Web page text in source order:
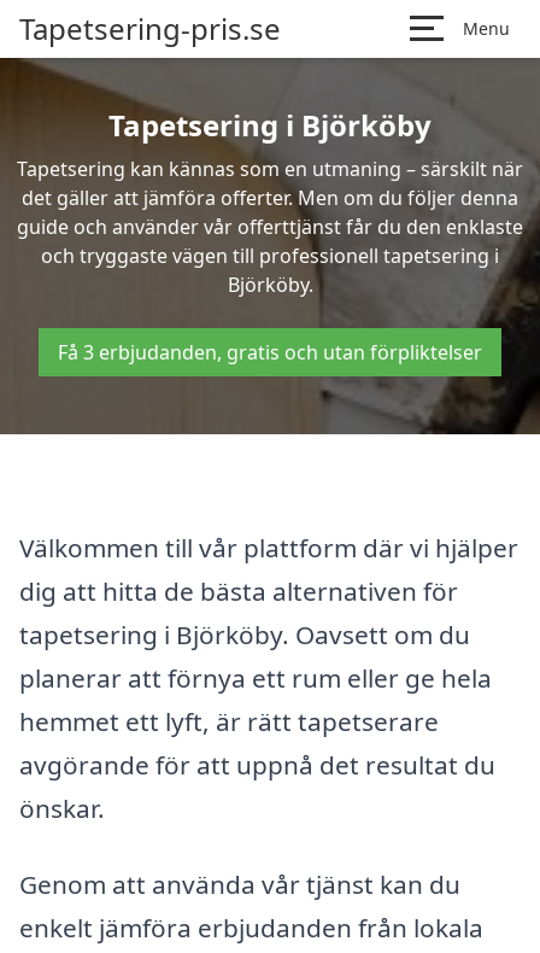
Tapetsering-pris.se Menu
Tapetsering i Björköby
Tapetsering kan kännas som en utmaning – särskilt när
det gäller att jämföra offerter. Men om du följer denna
guide och använder vår offerttjänst får du den enklaste
och tryggaste vägen till professionell tapetsering i
Björköby.
Få 3 erbjudanden, gratis och utan förpliktelser
Välkommen till vår plattform där vi hjälper
dig att hitta de bästa alternativen för
tapetsering i Björköby. Oavsett om du
planerar att förnya ett rum eller ge hela
hemmet ett lyft, är rätt tapetserare
avgörande för att uppnå det resultat du
önskar.
Genom att använda vår tjänst kan du
enkelt jämföra erbjudanden från lokala